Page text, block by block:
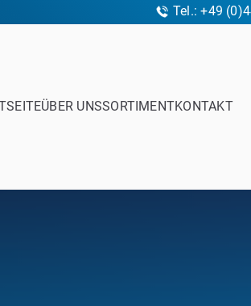
Tel.: +49
ÜBER UNSSORTIMENTKONTAKT